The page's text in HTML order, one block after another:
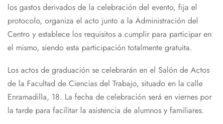
los gastos derivados de la celebración del evento, fija el
protocolo, organiza el acto junto a la Administración del
Centro y establece los requisitos a cumplir para participar en
el mismo, siendo esta participación totalmente gratuita.
Los actos de graduación se celebrarán en el Salón de Actos
de la Facultad de Ciencias del Trabajo, situado en la calle
Enramadilla, 18. La fecha de celebración será en viernes por
la tarde para facilitar la asistencia de alumnos y familiares.